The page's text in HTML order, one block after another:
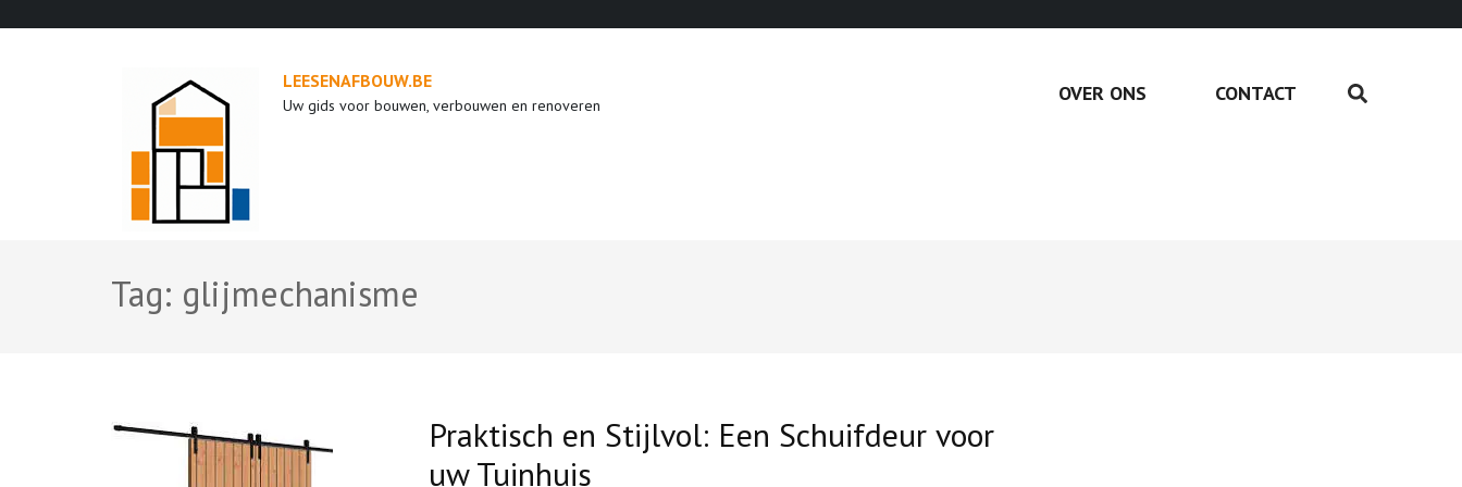
LEESENAFBOUW.BE
Uw gids voor bouwen, verbouwen en renoveren OVER ONS CONTACT
Tag: glijmechanisme
Praktisch en Stijlvol: Een Schuifdeur voor
uw Tuinhuis